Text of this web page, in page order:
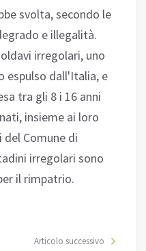
svolta, secondo le
e illegalità.
irregolari, uno
espulso dall'Italia, e
tra gli 8 i 16 anni
insieme ai loro
Comune di
irregolari sono
il rimpatrio.
Articolo successivo